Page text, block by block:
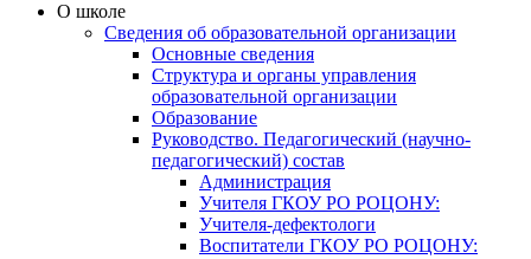
О школе
Сведения об образовательной организации
Основные сведения
Структура и органы управления
образовательной организации
Образование
Руководство. Педагогический (научно-
педагогический) состав
Администрация
Учителя ГКОУ РО РОЦОНУ:
Учителя-дефектологи
Воспитатели ГКОУ РО РОЦОНУ: